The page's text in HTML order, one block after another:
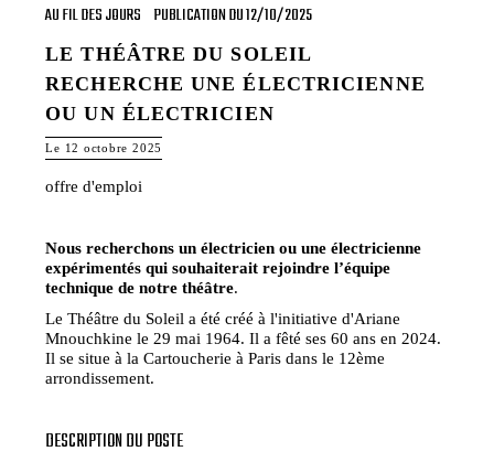
AU FIL DES JOURS PUBLICATION DU 12/10/2025
LE THÉÂTRE DU SOLEIL
RECHERCHE UNE ÉLECTRICIENNE
OU UN ÉLECTRICIEN
Le 12 octobre 2025
offre d'emploi
Nous recherchons un électricien ou une électricienne
expérimentés qui souhaiterait rejoindre l’équipe
technique de notre théâtre.
Le Théâtre du Soleil a été créé à l'initiative d'Ariane
Mnouchkine le 29 mai 1964. Il a fêté ses 60 ans en 2024.
Il se situe à la Cartoucherie à Paris dans le 12ème
arrondissement.
DESCRIPTION DU POSTE